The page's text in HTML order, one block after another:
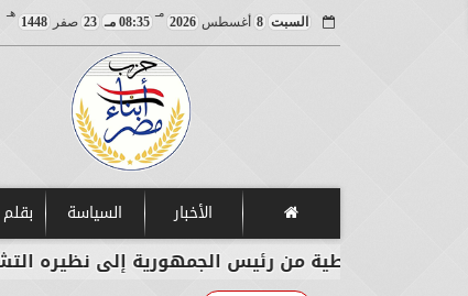
السبت 8 أغسطس2026
مـ
08:35 مـ 23 صفر1448
هـ
الأخبار السياسة
خطية من رئيس الجمهورية إلى نظيره التشادي